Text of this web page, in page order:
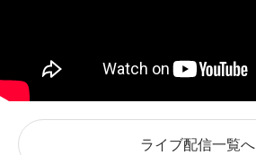
ライブ配信一覧へ